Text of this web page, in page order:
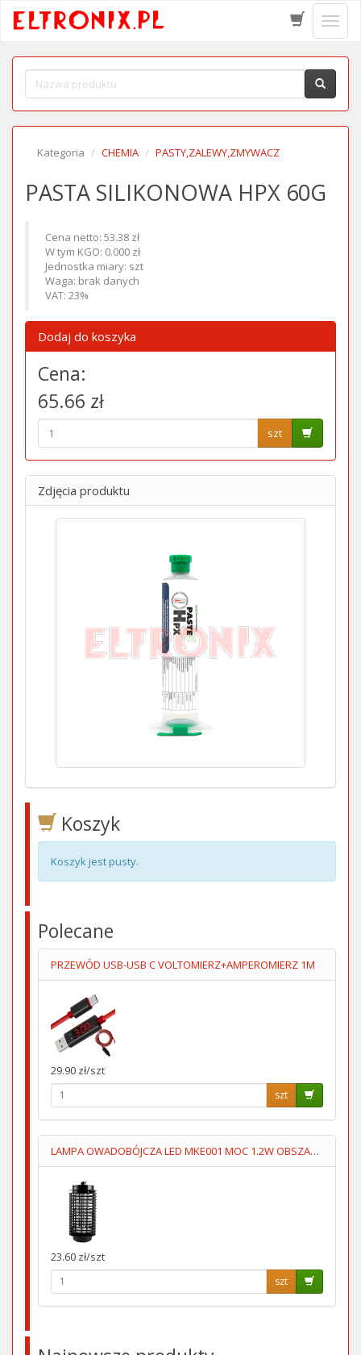
menu
Kategoria CHEMIA PASTY,ZALEWY,ZMYWACZ
PASTA SILIKONOWA HPX 60G
Cena netto: 53.38 zł
W tym KGO: 0.000 zł
Jednostka miary: szt
Waga: brak danych
VAT: 23%
Dodaj do koszyka
Cena:
65.66 zł
szt
Zdjęcia produktu
Koszyk
Koszyk jest pusty.
Polecane
PRZEWÓD USB-USB C VOLTOMIERZ+AMPEROMIERZ 1M
29.90 zł/szt
szt
LAMPA OWADOBÓJCZA LED MKE001 MOC 1.2W OBSZAR 30m2
23.60 zł/szt
szt